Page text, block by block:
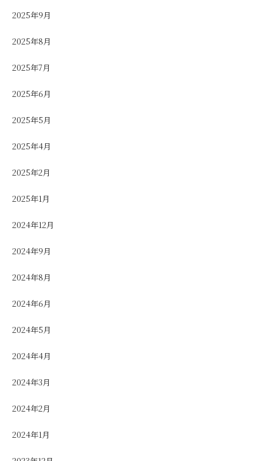
2025年9月
2025年8月
2025年7月
2025年6月
2025年5月
2025年4月
2025年2月
2025年1月
2024年12月
2024年9月
2024年8月
2024年6月
2024年5月
2024年4月
2024年3月
2024年2月
2024年1月